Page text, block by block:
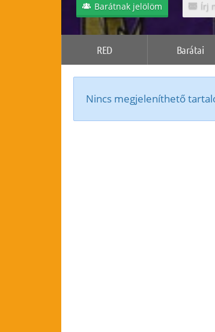
RED Barátai
Barátnak jelölöm Írj
Nincs megjeleníthető